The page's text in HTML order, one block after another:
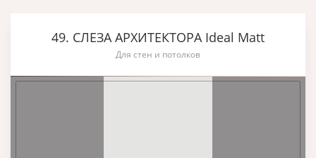
49. СЛЕЗА АРХИТЕКТОРА Ideal Matt
Для стен и потолков